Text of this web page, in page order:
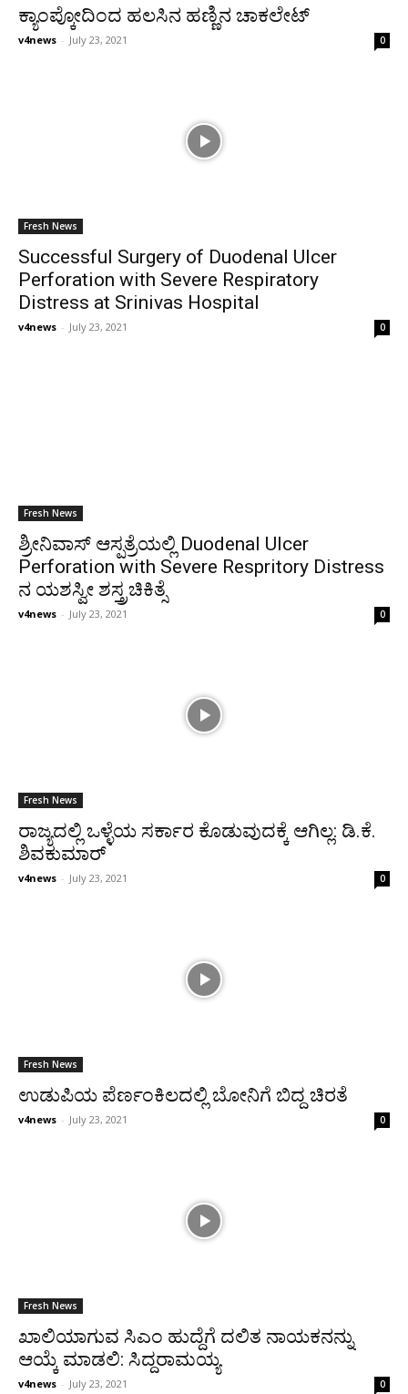
ಕ್ಯಾಂಪ್ಕೋದಿಂದ ಹಲಸಿನ ಹಣ್ಣಿನ ಚಾಕಲೇಟ್
v4news - July 23, 2021 0
Fresh News
Successful Surgery of Duodenal Ulcer
Perforation with Severe Respiratory
Distress at Srinivas Hospital
v4news - July 23, 2021 0
Fresh News
ಶ್ರೀನಿವಾಸ್‌ ಆಸ್ಪತ್ರೆಯಲ್ಲಿ Duodenal Ulcer
Perforation with Severe Respritory Distress
ನ ಯಶಸ್ವೀ ಶಸ್ತ್ರಚಿಕಿತ್ಸೆ
v4news - July 23, 2021 0
Fresh News
ರಾಜ್ಯದಲ್ಲಿ ಒಳ್ಳೆಯ ಸರ್ಕಾರ ಕೊಡುವುದಕ್ಕೆ ಆಗಿಲ್ಲ: ಡಿ.ಕೆ.
ಶಿವಕುಮಾರ್
v4news - July 23, 2021 0
Fresh News
ಉಡುಪಿಯ ಪೆರ್ಣಂಕಿಲದಲ್ಲಿ ಬೋನಿಗೆ ಬಿದ್ದ ಚಿರತೆ
v4news - July 23, 2021 0
Fresh News
ಖಾಲಿಯಾಗುವ ಸಿಎಂ ಹುದ್ದೆಗೆ ದಲಿತ ನಾಯಕನನ್ನು
ಆಯ್ಕೆ ಮಾಡಲಿ: ಸಿದ್ದರಾಮಯ್ಯ
v4news - July 23, 2021 0